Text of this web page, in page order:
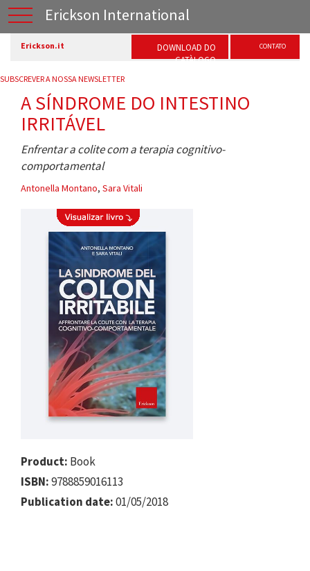
Erickson International
Erickson.it
DOWNLOAD DO
CATÀLOGO
CONTATO
SUBSCREVER A NOSSA NEWSLETTER
A SÍNDROME DO INTESTINO
IRRITÁVEL
Enfrentar a colite com a terapia cognitivo-
comportamental
Antonella Montano, Sara Vitali
Product: Book
ISBN:9788859016113
Publication date:01/05/2018